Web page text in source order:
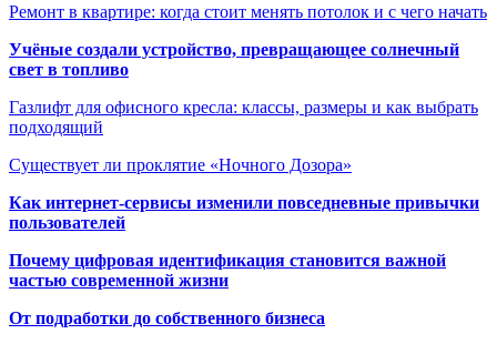
Ремонт в квартире: когда стоит менять потолок и с чего начать
Учёные создали устройство, превращающее солнечный
свет в топливо
Газлифт для офисного кресла: классы, размеры и как выбрать
подходящий
Существует ли проклятие «Ночного Дозора»
Как интернет-сервисы изменили повседневные привычки
пользователей
Почему цифровая идентификация становится важной
частью современной жизни
От подработки до собственного бизнеса